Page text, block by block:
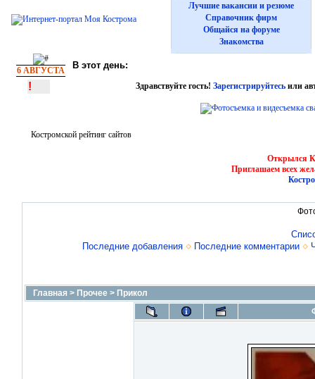
Лучшие вакансии и резюме
Справочник фирм
Общайся на форуме
Знакомства
6 АВГУСТА В этот день:
! Здравствуйте гость! Зарегистрируйтесьили
Костромской рейтинг сайтов
Открылся
Приглашаем всех
Последние добавления
Последние комментарии
Главная > Прочее> Прикол